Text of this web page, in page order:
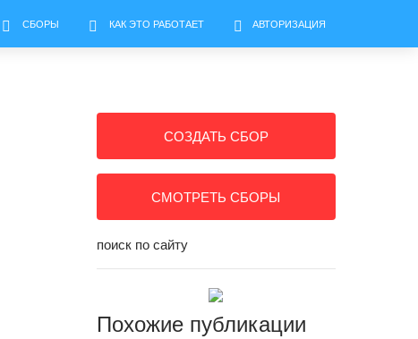
СБОРЫ КАК ЭТО РАБОТАЕТ АВТОРИЗАЦИЯ
СОЗДАТЬ СБОР
СМОТРЕТЬ СБОРЫ
поиск по сайту
Похожие публикации